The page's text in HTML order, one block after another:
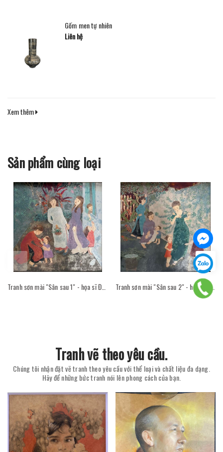
Gốm men tự nhiên
Liên hệ
Xem thêm
Sản phẩm cùng loại
Tranh sơn mài "Sân sau 1" - họa sĩ Đỗ Thị Kim Đoan Tranh sơn mài "Sân sau 2" - họa sĩ Đỗ Thị Kim Đoan
Tranh vẽ theo yêu cầu.
Chúng tôi nhận đặt vẽ tranh theo yêu cầu với thể loại và chất liệu đa dạng.
Hãy để những bức tranh nói lên phong cách của bạn.